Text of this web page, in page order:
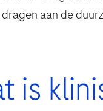
aan de
is